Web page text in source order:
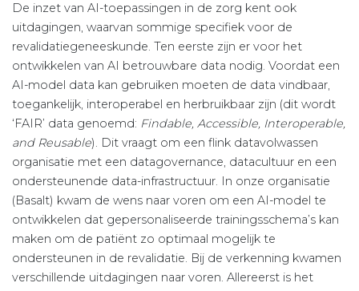
De inzet van AI-toepassingen in de zorg kent ook
uitdagingen, waarvan sommige specifiek voor de
revalidatiegeneeskunde. Ten eerste zijn er voor het
ontwikkelen van AI betrouwbare data nodig. Voordat een
AI-model data kan gebruiken moeten de data vindbaar,
toegankelijk, interoperabel en herbruikbaar zijn (dit wordt
‘FAIR’ data genoemd: Findable, Accessible, Interoperable,
and Reusable). Dit vraagt om een flink datavolwassen
organisatie met een datagovernance, datacultuur en een
ondersteunende data-infrastructuur. In onze organisatie
(Basalt) kwam de wens naar voren om een AI-model te
ontwikkelen dat gepersonaliseerde trainingsschema’s kan
maken om de patiënt zo optimaal mogelijk te
ondersteunen in de revalidatie. Bij de verkenning kwamen
verschillende uitdagingen naar voren. Allereerst is het